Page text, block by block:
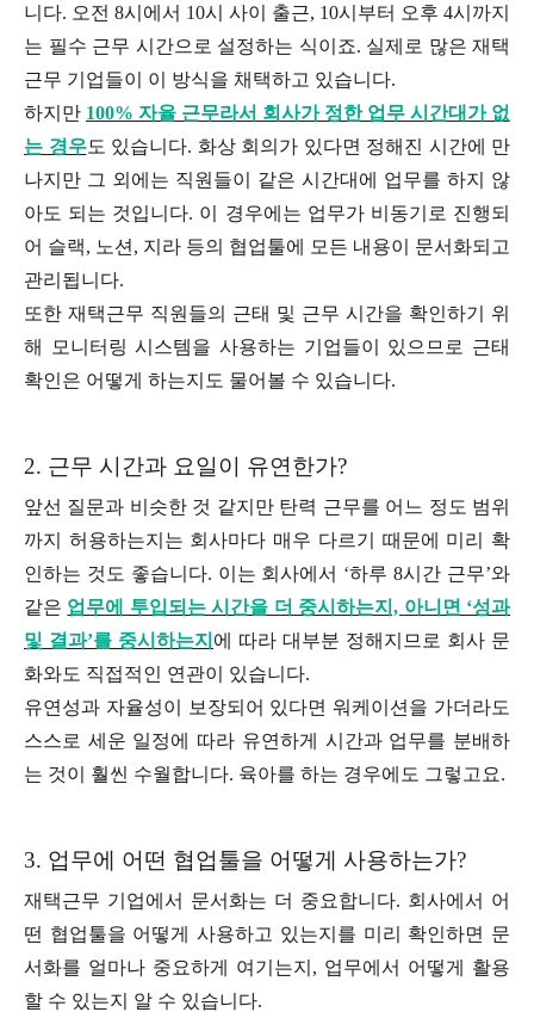
니다. 오전 8시에서 10시 사이 출근, 10시부터 오후 4시까지
는 필수 근무 시간으로 설정하는 식이죠. 실제로 많은 재택
근무 기업들이 이 방식을 채택하고 있습니다.
하지만 100% 자율 근무라서 회사가 정한 업무 시간대가 없
는 경우도 있습니다. 화상 회의가 있다면 정해진 시간에 만
나지만 그 외에는 직원들이 같은 시간대에 업무를 하지 않
아도 되는 것입니다. 이 경우에는 업무가 비동기로 진행되
어 슬랙, 노션, 지라 등의 협업툴에 모든 내용이 문서화되고
관리됩니다.
또한 재택근무 직원들의 근태 및 근무 시간을 확인하기 위
해 모니터링 시스템을 사용하는 기업들이 있으므로 근태
확인은 어떻게 하는지도 물어볼 수 있습니다.
2. 근무 시간과 요일이 유연한가?
앞선 질문과 비슷한 것 같지만 탄력 근무를 어느 정도 범위
까지 허용하는지는 회사마다 매우 다르기 때문에 미리 확
인하는 것도 좋습니다. 이는 회사에서 ‘하루 8시간 근무’와
같은 업무에 투입되는 시간을 더 중시하는지, 아니면 ‘성과
및 결과’를 중시하는지 에 따라 대부분 정해지므로 회사 문
화와도 직접적인 연관이 있습니다.
유연성과 자율성이 보장되어 있다면 워케이션을 가더라도
스스로 세운 일정에 따라 유연하게 시간과 업무를 분배하
는 것이 훨씬 수월합니다. 육아를 하는 경우에도 그렇고요.
3. 업무에 어떤 협업툴을 어떻게 사용하는가?
재택근무 기업에서 문서화는 더 중요합니다. 회사에서 어
떤 협업툴을 어떻게 사용하고 있는지를 미리 확인하면 문
서화를 얼마나 중요하게 여기는지, 업무에서 어떻게 활용
할 수 있는지 알 수 있습니다.